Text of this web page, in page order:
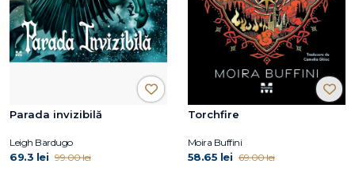
Parada invizibilă
Leigh Bardugo
69.3 lei 99.00 lei
Torchfire
Moira Buffini
58.65 lei 69.00 lei